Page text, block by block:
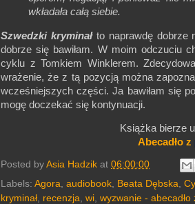
wkładała całą siebie.
Szwedzki kryminał to naprawdę dobrze
dobrze się bawiłam. W moim odczuciu
cyklu z Tomkiem Winklerem.
wrażenie, że z tą pozycją można
wcześniejszych części. Ja bawiłam się
mogę doczekać się kontynuacji.
Książka bierze
Abecadło z
Posted by Asia Hadzik at 06:00:00
Labels: Agora audiobook Beata Dębska
kryminał recenzja wi wyzwanie - abecadło